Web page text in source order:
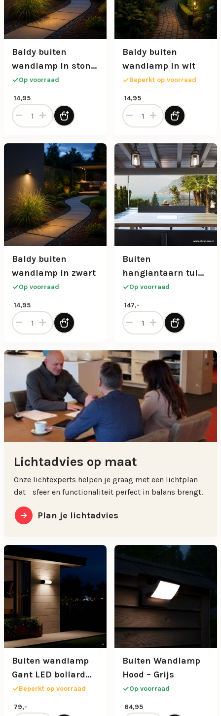
Baldy buiten
wandlamp in stone
grey
Op voorraad
14,95
Baldy buiten wandlamp in stone grey aantal
Baldy buiten
wandlamp in wit
Beperkt op voorraad
14,95
Baldy buiten wandlamp in
Baldy buiten
wandlamp in zwart
Op voorraad
14,95
Baldy buiten wandlamp in zwart aantal
Buiten
hanglantaarn tuin
antraciet IP54
Op voorraad
147,-
Buiten hanglantaarn tuin
Lichtadvies op maat
Onze lichtexperts helpen je graag met een lichtplan
dat sfeer en functionaliteit perfect in balans brengt.
Plan je lichtadvies
Buiten wandlamp
Gant LED bollard
IP65
Beperkt op voorraad
79,-
Buiten Wandlamp
Hood – Grijs
Op voorraad
64,95